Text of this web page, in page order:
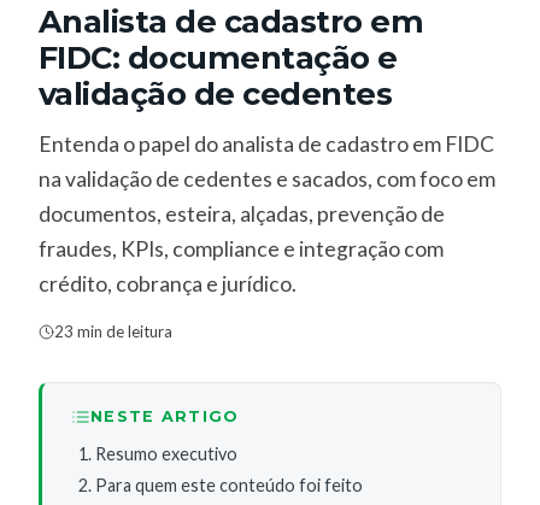
Analista de cadastro em
FIDC: documentação e
validação de cedentes
Entenda o papel do analista de cadastro em FIDC
na validação de cedentes e sacados, com foco em
documentos, esteira, alçadas, prevenção de
fraudes, KPIs, compliance e integração com
crédito, cobrança e jurídico.
23 min de leitura
NESTE ARTIGO
Resumo executivo
Para quem este conteúdo foi feito